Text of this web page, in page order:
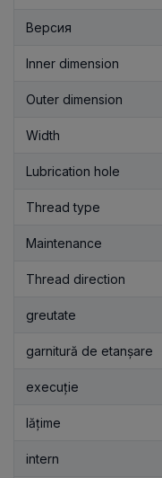
Версия
Inner dimension
Outer dimension
Width
Lubrication hole
Thread type
Maintenance
Thread direction
greutate
garnitură de etanșare
execuție
lățime
intern